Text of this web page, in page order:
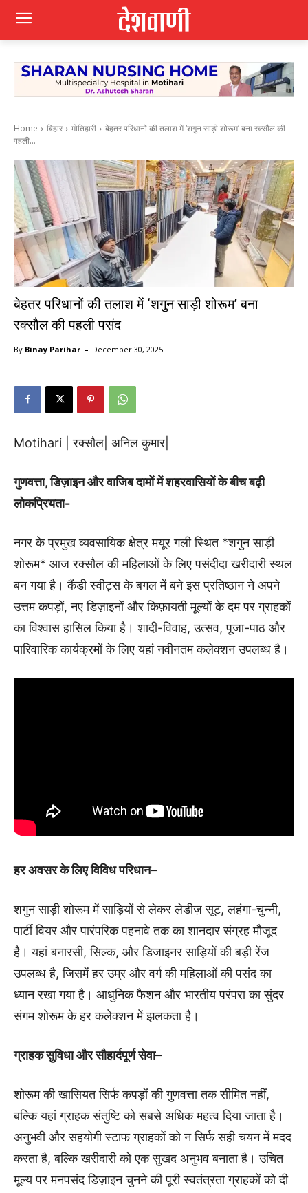
Home बिहार मोतिहारी
बेहतर परिधानों की तलाश में ‘शगुन साड़ी शोरूम’ बना रक्सौल की
पहली...
बेहतर परिधानों की तलाश में ‘शगुन साड़ी शोरूम’ बना
रक्सौल की पहली पसंद
By Binay Parihar - December 30, 2025
Motihari | रक्सौल| अनिल कुमार|
गुणवत्ता, डिज़ाइन और वाजिब दामों में शहरवासियों के बीच बढ़ी
लोकप्रियता-
नगर के प्रमुख व्यवसायिक क्षेत्र मयूर गली स्थित *शगुन साड़ी
शोरूम* आज रक्सौल की महिलाओं के लिए पसंदीदा खरीदारी स्थल
बन गया है। कैंडी स्वीट्स के बगल में बने इस प्रतिष्ठान ने अपने
उत्तम कपड़ों, नए डिज़ाइनों और किफ़ायती मूल्यों के दम पर ग्राहकों
का विश्वास हासिल किया है। शादी-विवाह, उत्सव, पूजा-पाठ और
पारिवारिक कार्यक्रमों के लिए यहां नवीनतम कलेक्शन उपलब्ध है।
हर अवसर के लिए विविध परिधान–
शगुन साड़ी शोरूम में साड़ियों से लेकर लेडीज़ सूट, लहंगा-चुन्नी,
पार्टी वियर और पारंपरिक पहनावे तक का शानदार संग्रह मौजूद
है। यहां बनारसी, सिल्क, और डिजाइनर साड़ियों की बड़ी रेंज
उपलब्ध है, जिसमें हर उम्र और वर्ग की महिलाओं की पसंद का
ध्यान रखा गया है। आधुनिक फैशन और भारतीय परंपरा का सुंदर
संगम शोरूम के हर कलेक्शन में झलकता है।
ग्राहक सुविधा और सौहार्दपूर्ण सेवा–
शोरूम की खासियत सिर्फ कपड़ों की गुणवत्ता तक सीमित नहीं,
बल्कि यहां ग्राहक संतुष्टि को सबसे अधिक महत्व दिया जाता है।
अनुभवी और सहयोगी स्टाफ ग्राहकों को न सिर्फ सही चयन में मदद
करता है, बल्कि खरीदारी को एक सुखद अनुभव बनाता है। उचित
मूल्य पर मनपसंद डिज़ाइन चुनने की पूरी स्वतंत्रता ग्राहकों को दी